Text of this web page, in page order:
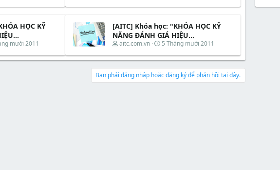
a
t
e
r
ầ
r
a
d
s
a
e
à
b
ắ
t
ầ
HỌC KỸ
mười 2011
[AITC] Khóa học: "KHÓA HỌC KỸ
NĂNG ĐÁNH GIÁ HIỆU...
T
r
a
d
aitc.com.vn
N
à
b
ắ
5 Tháng mười 2011
Bạn phải đăng nhập hoặc đăng ký để phản hồi tại đây.